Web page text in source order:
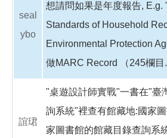
seal
ybo
想請問如果是年度報告, E.g.
Standards of Household
Environmental Protection
做MARC Record （245欄目
誼珺
"桌遊設計師實戰"一書在"臺
詢系統"裡查有館藏地:國家
家圖書館的館藏目錄查詢系